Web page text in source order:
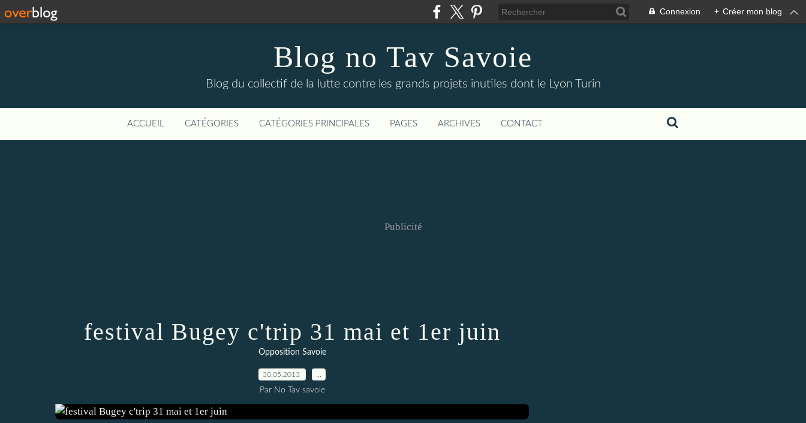
Connexion + Créer mon blog
Blog no Tav Savoie
Blog du collectif de la lutte contre les grands projets inutiles dont le Lyon Turin
ACCUEIL CATÉGORIES CATÉGORIES PRINCIPALES PAGES ARCHIVES CONTACT
Publicité
festival Bugey c'trip 31 mai et 1er juin
Opposition Savoie
30.05.2013
Par No Tav savoie